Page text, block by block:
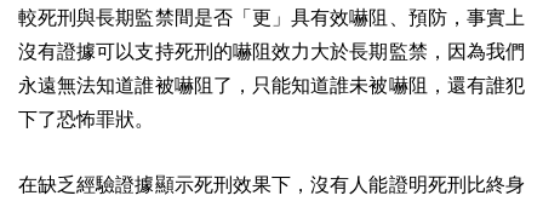
較死刑與長期監禁間是否「更」具有效嚇阻、預防，事實上
沒有證據可以支持死刑的嚇阻效力大於長期監禁，因為我們
永遠無法知道誰被嚇阻了，只能知道誰未被嚇阻，還有誰犯
下了恐怖罪狀。
在缺乏經驗證據顯示死刑效果下，沒有人能證明死刑比終身